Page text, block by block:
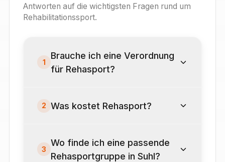
Antworten auf die wichtigsten Fragen rund um
Rehabilitationssport.
1
Brauche ich eine Verordnung
für Rehasport?
2 Was kostet Rehasport?
3
Wo finde ich eine passende
Rehasportgruppe in Suhl?